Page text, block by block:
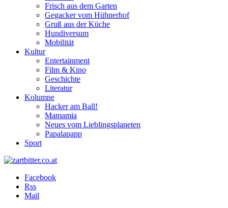
Frisch aus dem Garten
Gegacker vom Hühnerhof
Gruß aus der Küche
Hundiversum
Mobilität
Kultur
Entertainment
Film & Kino
Geschichte
Literatur
Kolumne
Hacker am Ball!
Mamamia
Neues vom Lieblingsplaneten
Papalapapp
Sport
Facebook
Rss
Mail